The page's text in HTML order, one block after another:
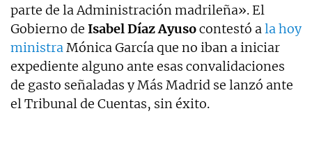
parte de la Administración madrileña». El
Gobierno de Isabel Díaz Ayusocontestó ala hoy
ministraMónica García que no iban a iniciar
expediente alguno ante esas convalidaciones
de gasto señaladas y Más Madrid se lanzó ante
el Tribunal de Cuentas, sin éxito.